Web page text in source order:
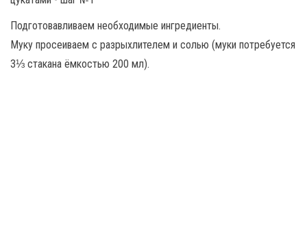
Подготовавливаем необходимые ингредиенты.
Муку просеиваем с разрыхлителем и солью (муки потребуется
3⅓ стакана ёмкостью 200 мл).